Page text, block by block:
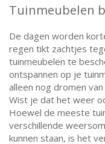
Tuinmeubelen
De dagen worden
regen tikt zachtjes
tuinmeubelen te
ontspannen op je
alleen nog dromen
Wist je dat het weer
Hoewel de meeste
verschillende
kunnen staan, is het